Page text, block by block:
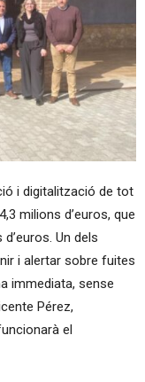
i digitalització de tot
milions d’euros, que
Un dels
i alertar sobre fuites
immediata, sense
Pérez,
el